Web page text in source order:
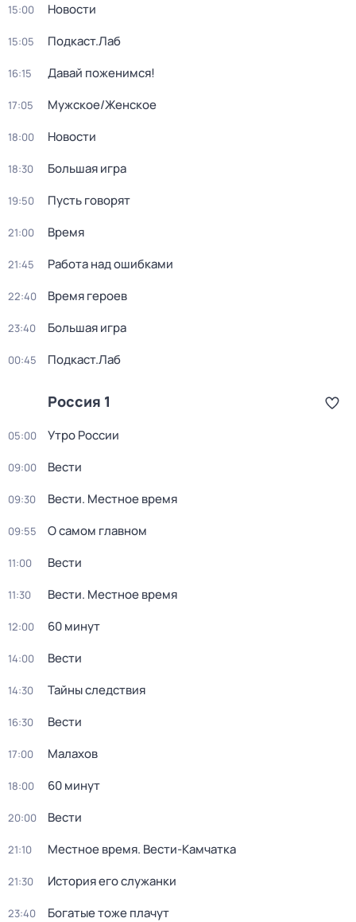
15:00 Новости
15:05 Подкаст.Лаб
16:15 Давай поженимся!
17:05 Мужское/Женское
18:00 Новости
18:30 Большая игра
19:50 Пусть говорят
21:00 Время
21:45 Работа над ошибками
22:40 Время героев
23:40 Большая игра
00:45 Подкаст.Лаб
Россия 1
05:00 Утро России
09:00 Вести
09:30 Вести. Местное время
09:55 О самом главном
11:00 Вести
11:30 Вести. Местное время
12:00 60 минут
14:00 Вести
14:30 Тайны следствия
16:30 Вести
17:00 Малахов
18:00 60 минут
20:00 Вести
21:10 Местное время. Вести-Камчатка
21:30 История его служанки
23:40 Богатые тоже плачут